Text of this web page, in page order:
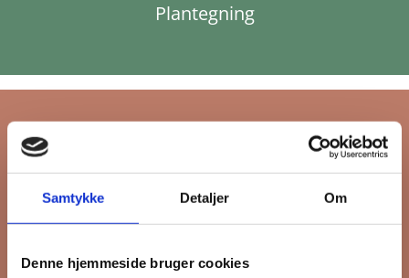
Samtykke Detaljer Om
Denne hjemmeside bruger cookies
Plantegning
Tilmeld dig FB